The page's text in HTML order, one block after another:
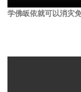
学佛皈依就可以消灾